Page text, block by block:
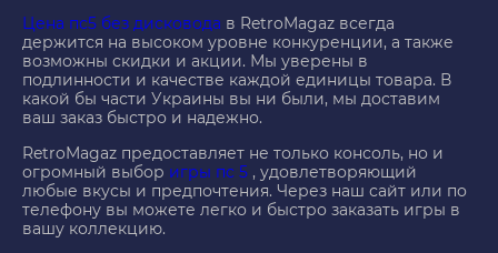
Цена пс5 без дисковода в RetroMagaz всегда
держится на высоком уровне конкуренции, а также
возможны скидки и акции. Мы уверены в
подлинности и качестве каждой единицы товара. В
какой бы части Украины вы ни были, мы доставим
ваш заказ быстро и надежно.
RetroMagaz предоставляет не только консоль, но и
огромный выбор игры пс 5 , удовлетворяющий
любые вкусы и предпочтения. Через наш сайт или по
телефону вы можете легко и быстро заказать игры в
вашу коллекцию.